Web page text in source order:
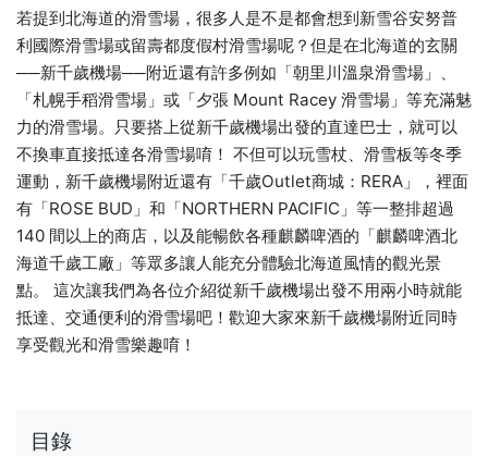
若提到北海道的滑雪場，很多人是不是都會想到新雪谷安努普
利國際滑雪場或留壽都度假村滑雪場呢？但是在北海道的玄關
──新千歲機場──附近還有許多例如「朝里川溫泉滑雪場」、
「札幌手稻滑雪場」或「夕張 Mount Racey 滑雪場」等充滿魅
力的滑雪場。只要搭上從新千歲機場出發的直達巴士，就可以
不換車直接抵達各滑雪場唷！ 不但可以玩雪杖、滑雪板等冬季
運動，新千歲機場附近還有「千歲Outlet商城：RERA」，裡面
有「ROSE BUD」和「NORTHERN PACIFIC」等一整排超過
140 間以上的商店，以及能暢飲各種麒麟啤酒的「麒麟啤酒北
海道千歲工廠」等眾多讓人能充分體驗北海道風情的觀光景
點。 這次讓我們為各位介紹從新千歲機場出發不用兩小時就能
抵達、交通便利的滑雪場吧！歡迎大家來新千歲機場附近同時
享受觀光和滑雪樂趣唷！
目錄